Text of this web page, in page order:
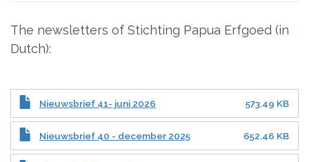
The newsletters of Stichting Papua Erfgoed (in
Dutch):
Nieuwsbrief 41- juni 2026 573.49 KB
Nieuwsbrief 40 - december 2025 652.46 KB